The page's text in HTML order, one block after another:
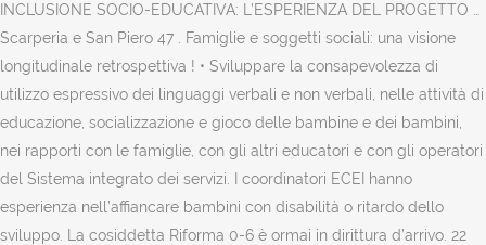
INCLUSIONE SOCIO-EDUCATIVA: L’ESPERIENZA DEL PROGETTO …
Scarperia e San Piero 47 . Famiglie e soggetti sociali: una visione
longitudinale retrospettiva ! • Sviluppare la consapevolezza di
utilizzo espressivo dei linguaggi verbali e non verbali, nelle attività di
educazione, socializzazione e gioco delle bambine e dei bambini,
nei rapporti con le famiglie, con gli altri educatori e con gli operatori
del Sistema integrato dei servizi. I coordinatori ECEI hanno
esperienza nell’affiancare bambini con disabilità o ritardo dello
sviluppo. La cosiddetta Riforma 0-6 è ormai in dirittura d’arrivo. 22